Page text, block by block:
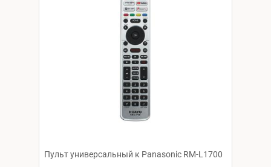
Пульт универсальный к Panasonic RM-L1700